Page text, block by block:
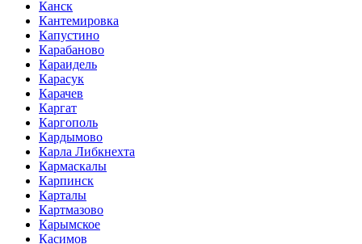
Канск
Кантемировка
Капустино
Карабаново
Караидель
Карасук
Карачев
Каргат
Каргополь
Кардымово
Карла Либкнехта
Кармаскалы
Карпинск
Карталы
Картмазово
Карымское
Касимов